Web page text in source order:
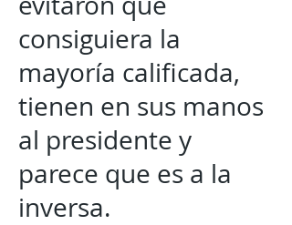
consiguiera la
mayoría calificada,
tienen en sus manos
al presidente y
parece que es a la
inversa.